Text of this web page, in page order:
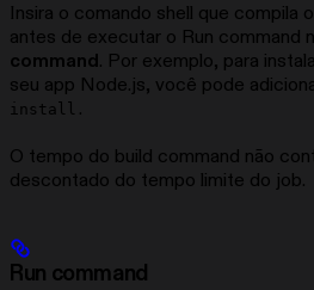
Insira o comando shell que compila
antes de executar o Run command
command. Por exemplo, para
seu app Node.js, você pode
install .
O tempo do build command não
descontado do tempo limite do job.
Run command